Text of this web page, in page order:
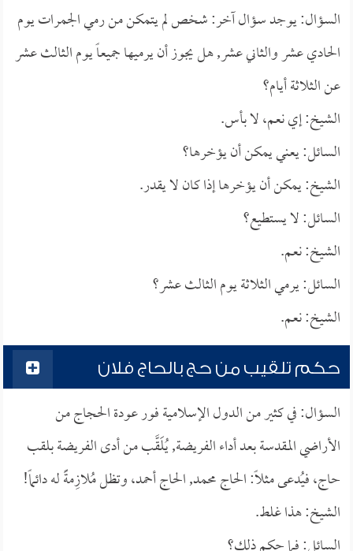
السؤال: يوجد سؤال آخر: شخص لم يتمكن من رمي الجمرات يوم
الحادي عشر والثاني عشر, هل يجوز أن يرميها جميعاً يوم الثالث عشر
عن الثلاثة أيام؟
الشيخ: إي نعم، لا بأس.
السائل: يعني يمكن أن يؤخرها؟
الشيخ: يمكن أن يؤخرها إذا كان لا يقدر.
السائل: لا يستطيع؟
الشيخ: نعم.
السائل: يرمي الثلاثة يوم الثالث عشر؟
الشيخ: نعم.
حكم تلقيب من حج بالحاج فلان
السؤال: في كثير من الدول الإسلامية فور عودة الحجاج من
الأراضي المقدسة بعد أداء الفريضة, يُلَقَّب من أدى الفريضة بلقب
حاج، فيُدعى مثلاً: الحاج محمد, الحاج أحمد، وتظل مُلازِمةًَ له دائماً!
الشيخ: هذا غلط.